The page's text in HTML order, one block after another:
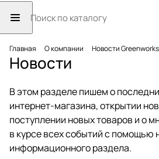
Главная О компании Новости
Новости
В этом разделе пишем о
интернет-магазина, открытии
поступлении новых товаров и о
в курсе всех событий с помощью
информационного раздела.